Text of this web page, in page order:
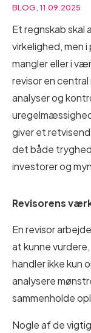
BLOG, 11.09.2025
Et regnskab skal
virkelighed, men
mangler eller i
revisor en
analyser og
giver et
det både
investorer og
Revisorens
En revisor
at kunne
handler ikke kun
analysere
sammenholde
Nogle af de